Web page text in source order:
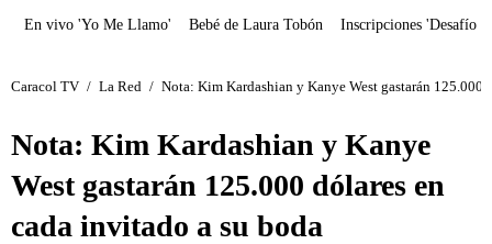
En vivo 'Yo Me Llamo' Bebé de Laura Tobón Inscripciones 'Desafío'
Caracol TV / La Red / Nota: Kim Kardashian y Kanye West gastarán 125.000
Nota: Kim Kardashian y Kanye
West gastarán 125.000 dólares en
cada invitado a su boda